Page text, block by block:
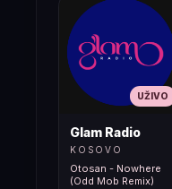
UŽIVO
Glam Radio
KOSOVO
Otosan - Nowhere
(Odd Mob Remix)